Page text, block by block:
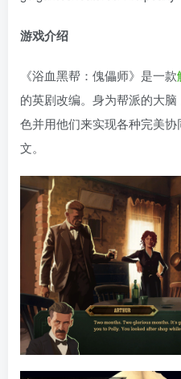
游戏介绍
《浴血黑帮：傀儡师》是一款
的英剧改编。身为帮派的大
色并用他们来实现各种完美
文。